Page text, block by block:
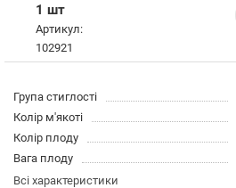
1 шт
Артикул:
102921
Група стиглості
Колір м'якоті
Колір плоду
Вага плоду
Всі характеристики